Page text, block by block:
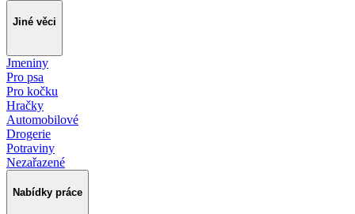
Jiné věci
Jmeniny
Pro psa
Pro kočku
Hračky
Automobilové
Drogerie
Potraviny
Nezařazené
Nabídky práce